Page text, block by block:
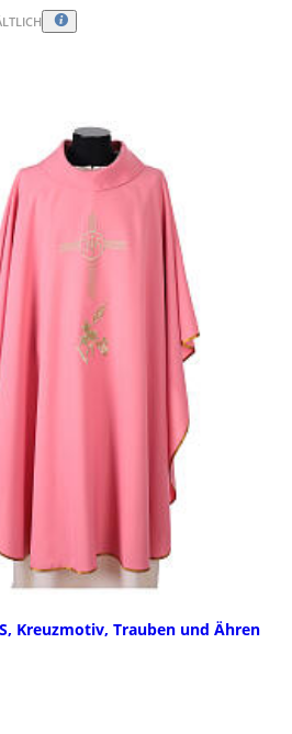
Kreuzmotiv, Trauben und Ähren